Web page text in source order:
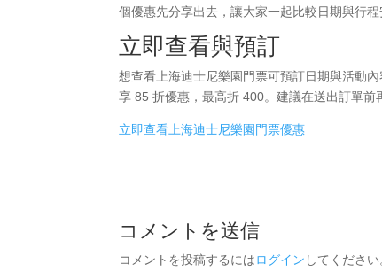
個優惠先分享出去，讓大家一起比較日期與行程
立即查看與預訂
想查看上海迪士尼樂園門票可預訂日期與活動
享 85 折優惠，最高折 400。建議在送出訂單前
立即查看上海迪士尼樂園門票優惠
コメントを送信
コメントを投稿するにはログイン してください